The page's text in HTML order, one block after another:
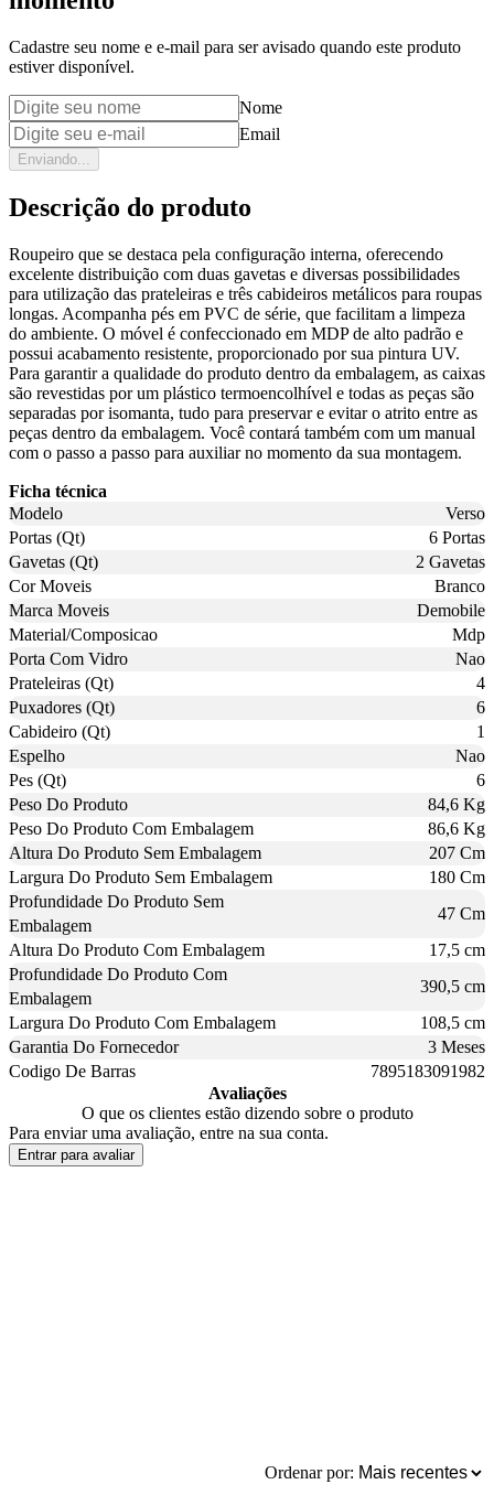
Cadastre seu nome e e-mail para ser avisado quando este produto
estiver disponível.
Nome
Email
Enviando...
Descrição do produto
Roupeiro que se destaca pela configuração interna, oferecendo
excelente distribuição com duas gavetas e diversas possibilidades
para utilização das prateleiras e três cabideiros metálicos para roupas
longas. Acompanha pés em PVC de série, que facilitam a limpeza
do ambiente. O móvel é confeccionado em MDP de alto padrão e
possui acabamento resistente, proporcionado por sua pintura UV.
Para garantir a qualidade do produto dentro da embalagem, as caixas
são revestidas por um plástico termoencolhível e todas as peças são
separadas por isomanta, tudo para preservar e evitar o atrito entre as
peças dentro da embalagem. Você contará também com um manual
com o passo a passo para auxiliar no momento da sua montagem.
Ficha técnica
Modelo
Verso
Portas (Qt)
6 Portas
Gavetas (Qt)
2 Gavetas
Cor Moveis
Branco
Marca Moveis
Demobile
Material/Composicao
Mdp
Porta Com Vidro
Nao
Prateleiras (Qt)
4
Puxadores (Qt)
6
Cabideiro (Qt)
1
Espelho
Nao
Pes (Qt)
6
Peso Do Produto
84,6 Kg
Peso Do Produto Com Embalagem
86,6 Kg
Altura Do Produto Sem Embalagem
207 Cm
Largura Do Produto Sem Embalagem
180 Cm
Profundidade Do Produto Sem
Embalagem
47 Cm
Altura Do Produto Com Embalagem
17,5 cm
Profundidade Do Produto Com
Embalagem
390,5 cm
Largura Do Produto Com Embalagem
108,5 cm
Garantia Do Fornecedor
3 Meses
Codigo De Barras
7895183091982
Avaliações
O que os clientes estão dizendo sobre o produto
Para enviar uma avaliação, entre na sua conta.
Entrar para avaliar
Ordenar por: